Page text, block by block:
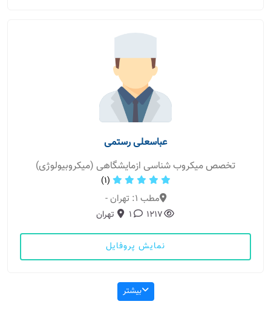
عباسعلی رستمی
تخصص میکروب شناسی ازمایشگاهی (میکروبیولوژی)
(1)
مطب 1: تهران -
1217
1 تهران
نمایش پروفایل
بیشتر